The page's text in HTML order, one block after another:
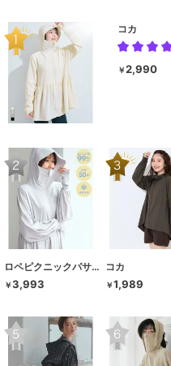
コカ
￥2,990
ロペピクニックパサージュ
￥3,993
コカ
￥1,989